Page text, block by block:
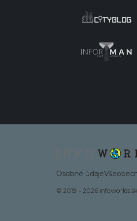
Osobné údaje
© 2019 – 2026 infoworlds.sk